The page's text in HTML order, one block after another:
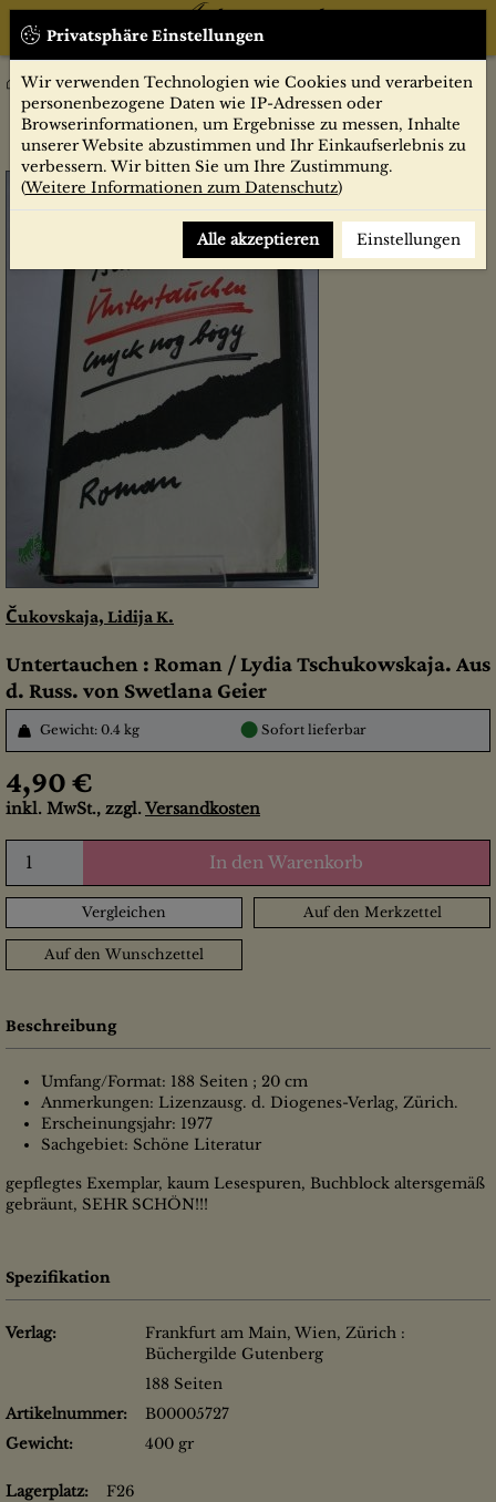
Privatsphäre Einstellungen
Wir verwenden Technologien wie Cookies und verarbeiten
personenbezogene Daten wie IP-Adressen oder
Browserinformationen, um Ergebnisse zu messen, Inhalte
unserer Website abzustimmen und Ihr Einkaufserlebnis zu
verbessern. Wir bitten Sie um Ihre Zustimmung.
(Weitere Informationen zum Datenschutz)
Alle akzeptieren Einstellungen
Belletristik
Untertauchen : Roman / Lydia Tschukowskaja. Aus d. Russ. von
Swetlana Geier
Čukovskaja, Lidija K.
Untertauchen : Roman / Lydia Tschukowskaja. Aus
d. Russ. von Swetlana Geier
Gewicht: 0.4 kg ● Sofort lieferbar
4,90 €
inkl. MwSt., zzgl. Versandkosten
In den Warenkorb
Vergleichen Auf den Merkzettel
Auf den Wunschzettel
Beschreibung
Umfang/Format: 188 Seiten ; 20 cm
Anmerkungen: Lizenzausg. d. Diogenes-Verlag, Zürich.
Erscheinungsjahr: 1977
Sachgebiet: Schöne Literatur
gepflegtes Exemplar, kaum Lesespuren, Buchblock altersgemäß
gebräunt, SEHR SCHÖN!!!
Spezifikation
Verlag:
Frankfurt am Main, Wien, Zürich :
Büchergilde Gutenberg
188 Seiten
Artikelnummer:
B00005727
Gewicht:
400 gr
Lagerplatz: F26